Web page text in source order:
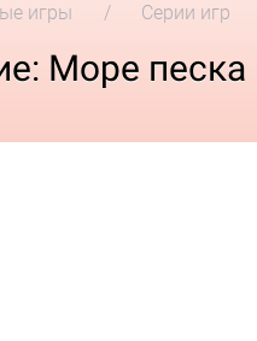
игры Серии игр
Море песка